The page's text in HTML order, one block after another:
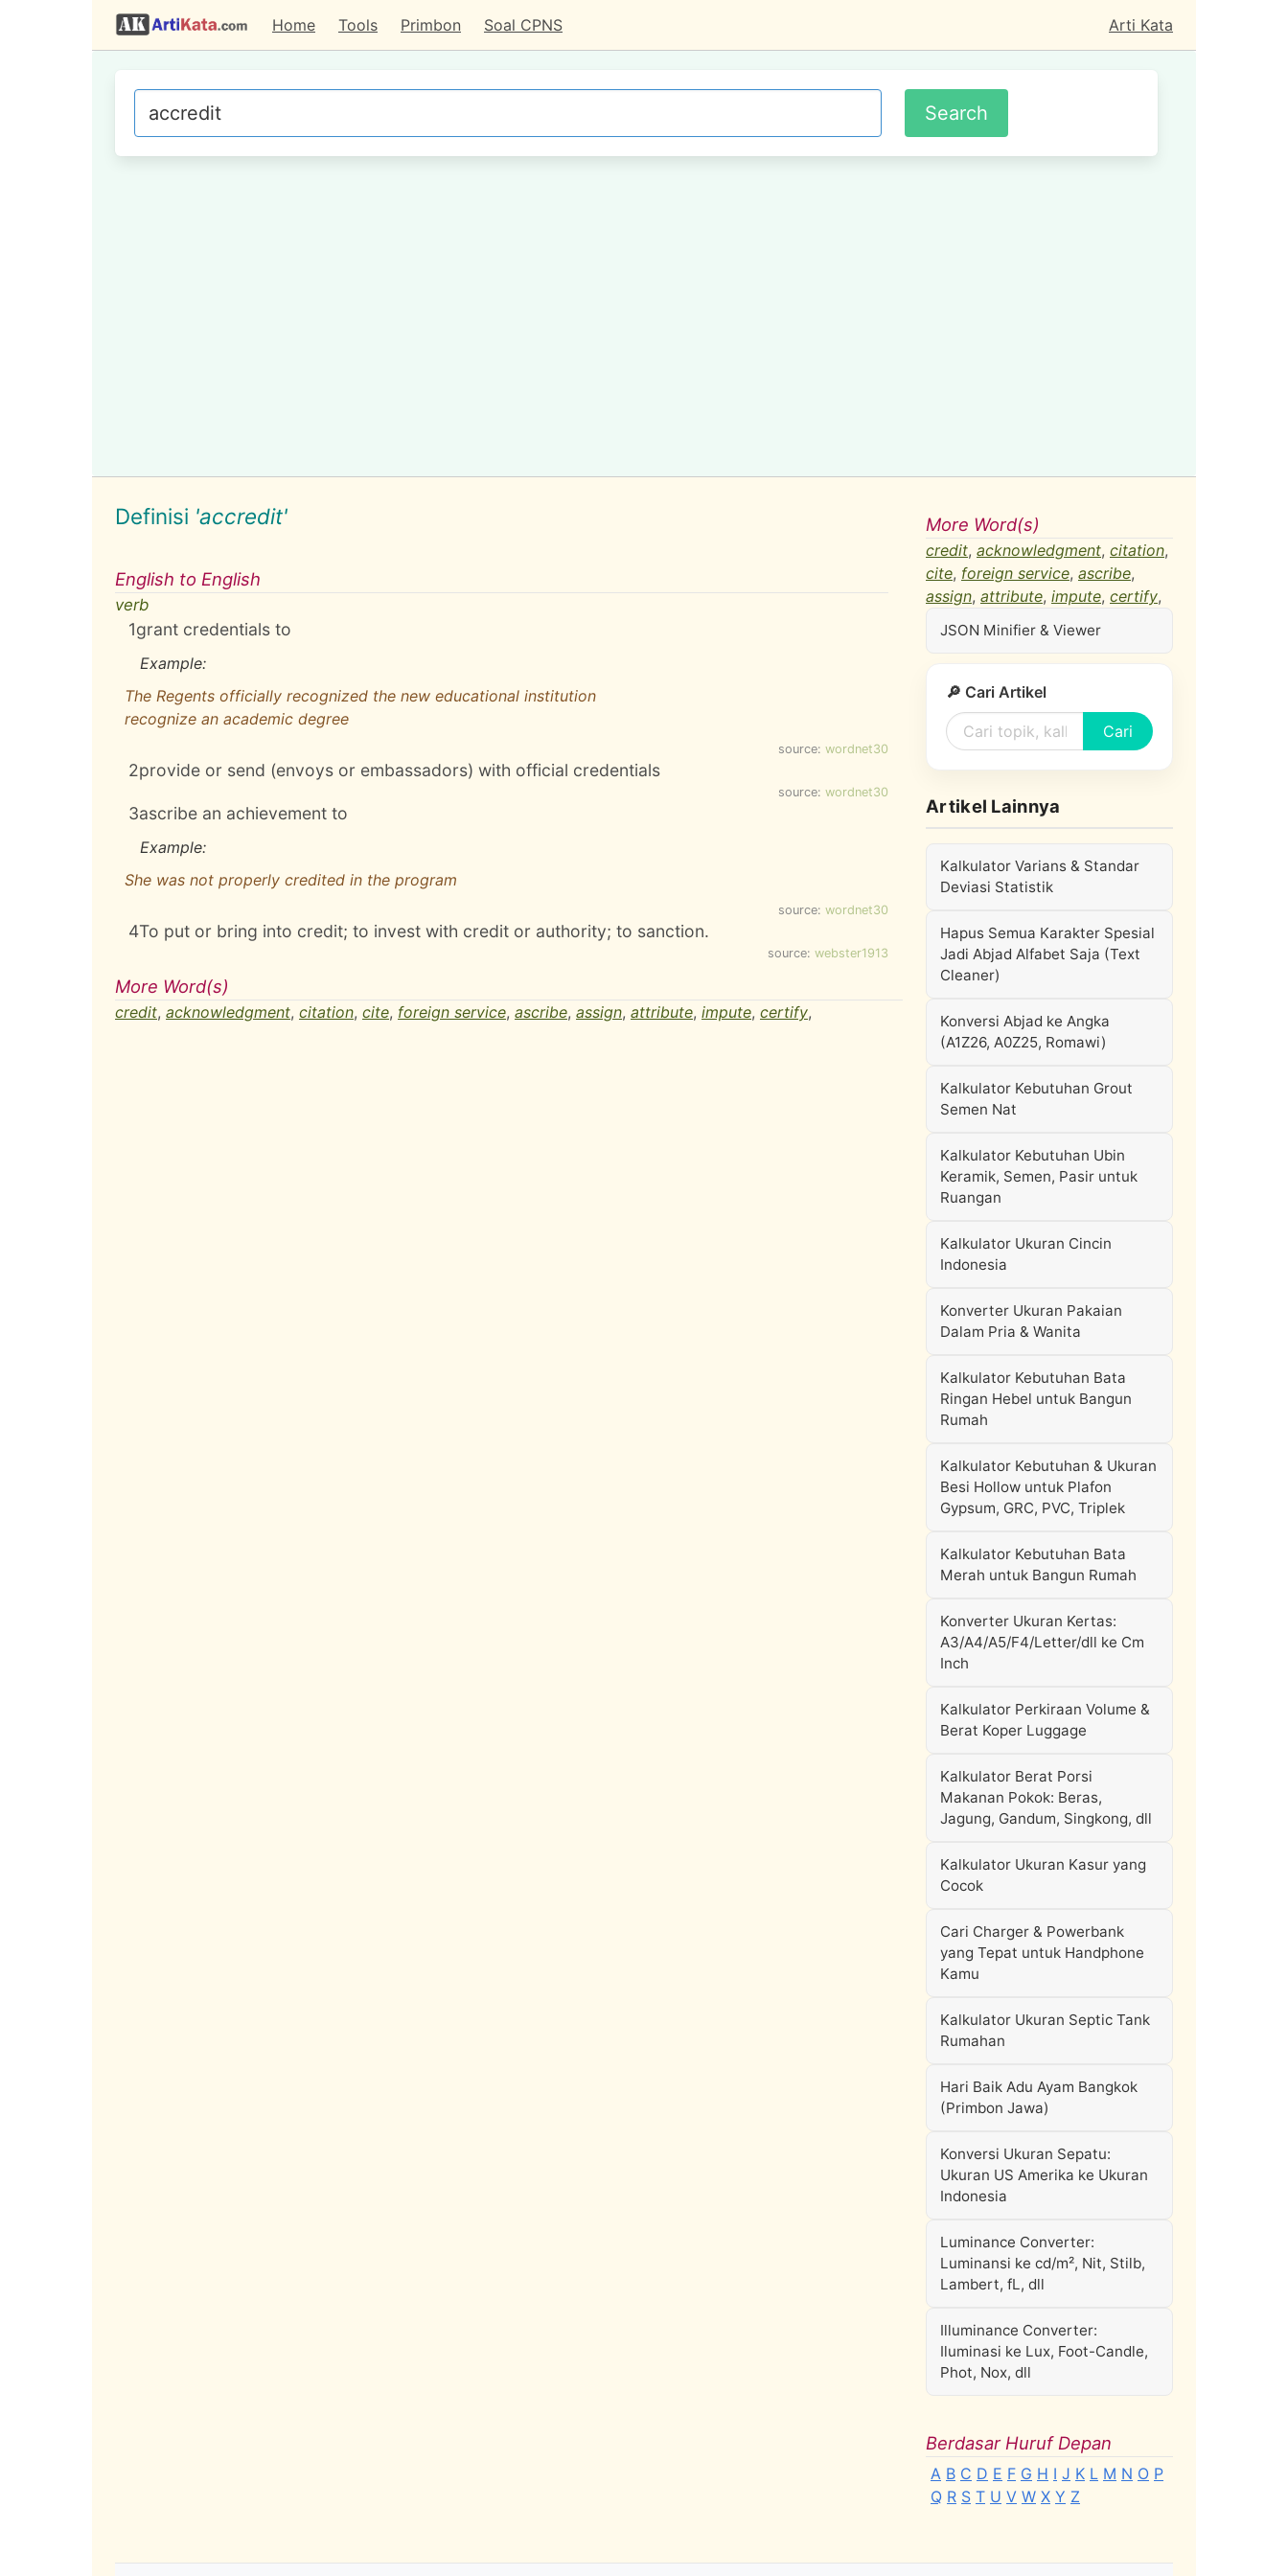
Home Tools Primbon Soal CPNS Arti Kata
Definisi 'accredit'
English to English
verb
1grant credentials to
Example:
The Regents officially recognized the new educational institution
recognize an academic degree
source: wordnet30
2provide or send (envoys or embassadors) with official credentials
source: wordnet30
3ascribe an achievement to
Example:
She was not properly credited in the program
source: wordnet30
4To put or bring into credit; to invest with credit or authority; to sanction.
source: webster1913
More Word(s)
credit, acknowledgment, citation, cite, foreign service, ascribe, assign, attribute, impute, certify,
More Word(s)
credit, acknowledgment, citation,
cite, foreign service, ascribe,
assign, attribute, impute, certify,
JSON Minifier & Viewer
🔎 Cari Artikel
Cari
Artikel Lainnya
Kalkulator Varians & Standar
Deviasi Statistik
Hapus Semua Karakter Spesial
Jadi Abjad Alfabet Saja (Text
Cleaner)
Konversi Abjad ke Angka
(A1Z26, A0Z25, Romawi)
Kalkulator Kebutuhan Grout
Semen Nat
Kalkulator Kebutuhan Ubin
Keramik, Semen, Pasir untuk
Ruangan
Kalkulator Ukuran Cincin
Indonesia
Konverter Ukuran Pakaian
Dalam Pria & Wanita
Kalkulator Kebutuhan Bata
Ringan Hebel untuk Bangun
Rumah
Kalkulator Kebutuhan & Ukuran
Besi Hollow untuk Plafon
Gypsum, GRC, PVC, Triplek
Kalkulator Kebutuhan Bata
Merah untuk Bangun Rumah
Konverter Ukuran Kertas:
A3/A4/A5/F4/Letter/dll ke Cm
Inch
Kalkulator Perkiraan Volume &
Berat Koper Luggage
Kalkulator Berat Porsi
Makanan Pokok: Beras,
Jagung, Gandum, Singkong, dll
Kalkulator Ukuran Kasur yang
Cocok
Cari Charger & Powerbank
yang Tepat untuk Handphone
Kamu
Kalkulator Ukuran Septic Tank
Rumahan
Hari Baik Adu Ayam Bangkok
(Primbon Jawa)
Konversi Ukuran Sepatu:
Ukuran US Amerika ke Ukuran
Indonesia
Luminance Converter:
Luminansi ke cd/m², Nit, Stilb,
Lambert, fL, dll
Illuminance Converter:
Iluminasi ke Lux, Foot-Candle,
Phot, Nox, dll
Berdasar Huruf Depan
A B C D E F G H I J K L M N O P
Q R S T U V W X Y Z